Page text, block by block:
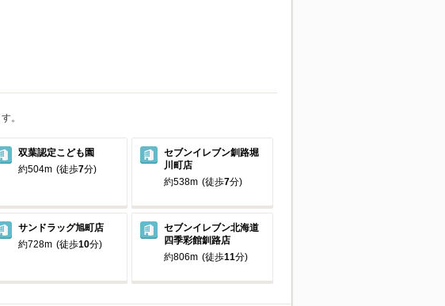
。
双葉認定こども園
約504m (徒歩7分)
セブンイレブン釧路堀
川町店
約538m (徒歩7分)
サンドラッグ旭町店
約728m (徒歩10分)
セブンイレブン北海道
四季彩館釧路店
約806m (徒歩11分)